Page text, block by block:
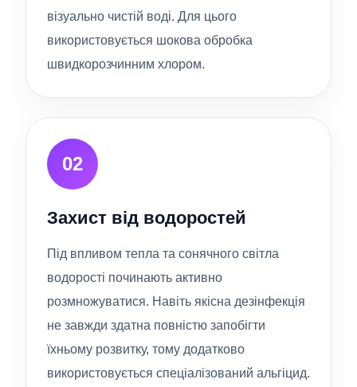
візуально чистій воді. Для цього
використовується шокова обробка
швидкорозчинним хлором.
02
Захист від водоростей
Під впливом тепла та сонячного світла
водорості починають активно
розмножуватися. Навіть якісна дезінфекція
не завжди здатна повністю запобігти
їхньому розвитку, тому додатково
використовується спеціалізований альгіцид.